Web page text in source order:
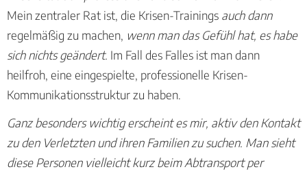
Mein zentraler Rat ist, die Krisen-Trainings auch dann
regelmäßig zu machen, wenn man das Gefühl hat, es habe
sich nichts geändert. Im Fall des Falles ist man dann
heilfroh, eine eingespielte, professionelle Krisen-
Kommunikationsstruktur zu haben.
Ganz besonders wichtig erscheint es mir, aktiv den Kontakt
zu den Verletzten und ihren Familien zu suchen. Man sieht
diese Personen vielleicht kurz beim Abtransport per